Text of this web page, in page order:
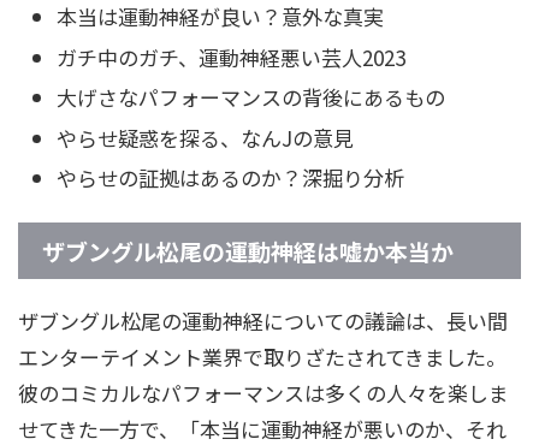
本当は運動神経が良い？意外な真実
ガチ中のガチ、運動神経悪い芸人2023
大げさなパフォーマンスの背後にあるもの
やらせ疑惑を探る、なんJの意見
やらせの証拠はあるのか？深掘り分析
ザブングル松尾の運動神経は嘘か本当か
ザブングル松尾の運動神経についての議論は、長い間
エンターテイメント業界で取りざたされてきました。
彼のコミカルなパフォーマンスは多くの人々を楽しま
せてきた一方で、「本当に運動神経が悪いのか、それ